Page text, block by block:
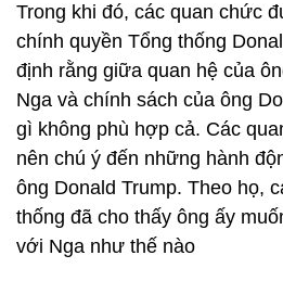
Trong khi đó, các quan chức
chính quyền Tổng thống
định rằng giữa quan hệ của
Nga và chính sách của ông
gì không phù hợp cả. Các
nên chú ý đến những hành
ông Donald Trump. Theo họ,
thống đã cho thấy ông ấy
với Nga như thế nào